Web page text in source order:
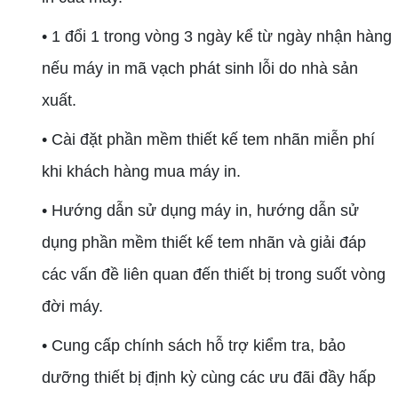
• 1 đổi 1 trong vòng 3 ngày kể từ ngày nhận hàng
nếu máy in mã vạch phát sinh lỗi do nhà sản
xuất.
• Cài đặt phần mềm thiết kế tem nhãn miễn phí
khi khách hàng mua máy in.
• Hướng dẫn sử dụng máy in, hướng dẫn sử
dụng phần mềm thiết kế tem nhãn và giải đáp
các vấn đề liên quan đến thiết bị trong suốt vòng
đời máy.
• Cung cấp chính sách hỗ trợ kiểm tra, bảo
dưỡng thiết bị định kỳ cùng các ưu đãi đầy hấp